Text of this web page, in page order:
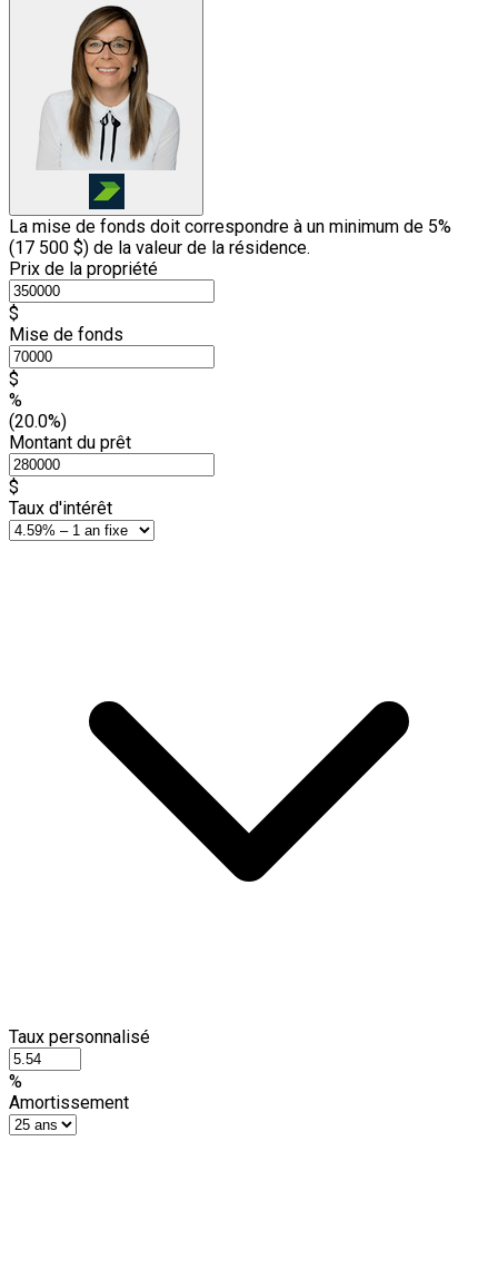
La mise de fonds doit correspondre à un minimum de 5%
(17 500 $) de la valeur de la résidence.
Prix de la propriété
$
Mise de fonds
$
%
(20.0%)
Montant du prêt
$
Taux d'intérêt
Taux personnalisé
%
Amortissement